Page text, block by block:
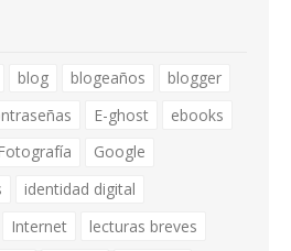
blog blogeaños
blogger
E-ghost
ebooks
Google
identidad digital
Internet
lecturas breves